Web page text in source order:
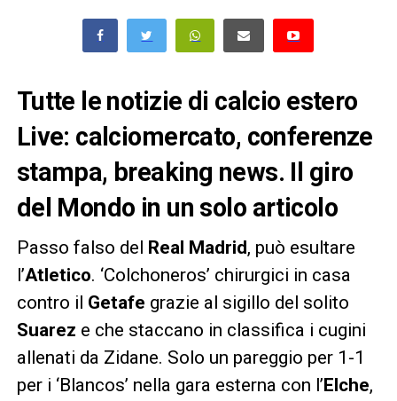
Tutte le notizie di calcio estero
Live: calciomercato, conferenze
stampa, breaking news. Il giro
del Mondo in un solo articolo
Passo falso del Real Madrid, può esultare
l’Atletico. ‘Colchoneros’ chirurgici in casa
contro il Getafe grazie al sigillo del solito
Suarez e che staccano in classifica i cugini
allenati da Zidane. Solo un pareggio per 1-1
per i ‘Blancos’ nella gara esterna con l’ Elche,